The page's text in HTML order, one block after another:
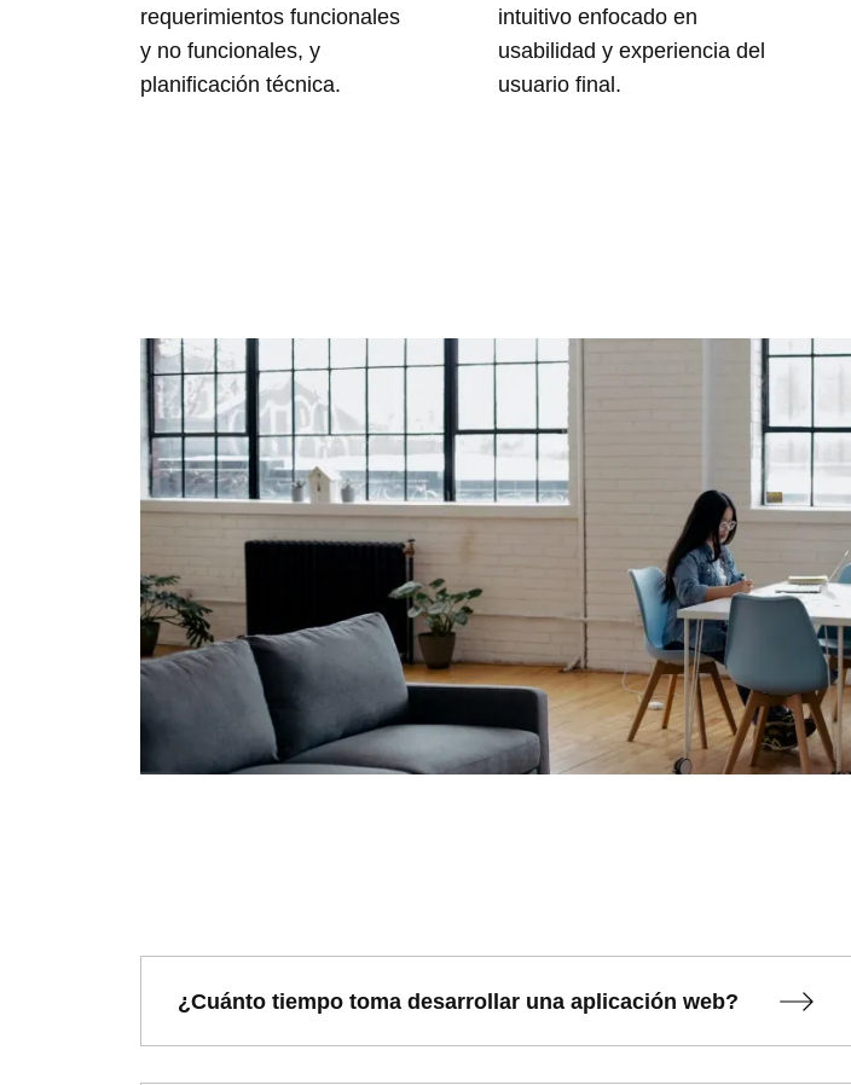
requerimientos funcionales
y no funcionales, y
planificación técnica.
intuitivo enfocado en
usabilidad y experiencia del
usuario final.
¿Cuánto tiempo toma desarrollar una aplicación web?